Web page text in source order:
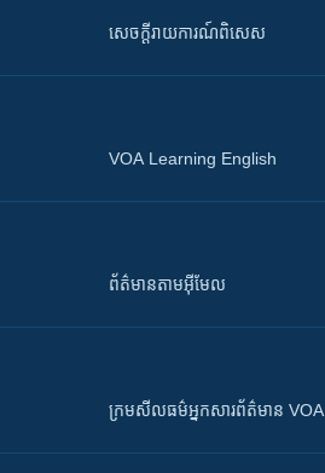
សេចក្តីរាយការណ៍ពិសេស
VOA Learning English
ព័ត៌មាន​តាម​អ៊ីមែល
ក្រម​​​សីលធម៌​​​អ្នក​​​សារព័ត៌មាន VOA